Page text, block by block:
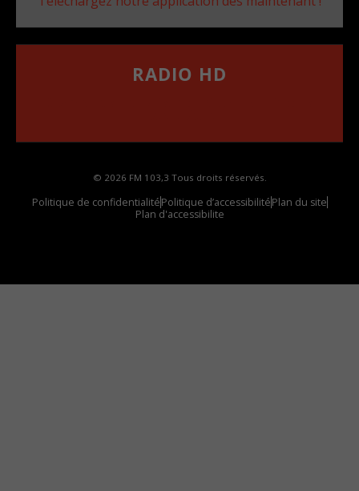
RADIO HD
© 2026 FM 103,3 Tous droits réservés.
Politique de confidentialitéPolitique d’accessibilitéPlan du site
Plan d'accessibilite